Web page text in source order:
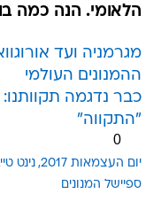
הלאומי. הנה כמה
מגרמניה ועד
ההמנונים העולמי
"התקווה"
0
יום העצמאות 2017 נינט
ספיישל המנונים